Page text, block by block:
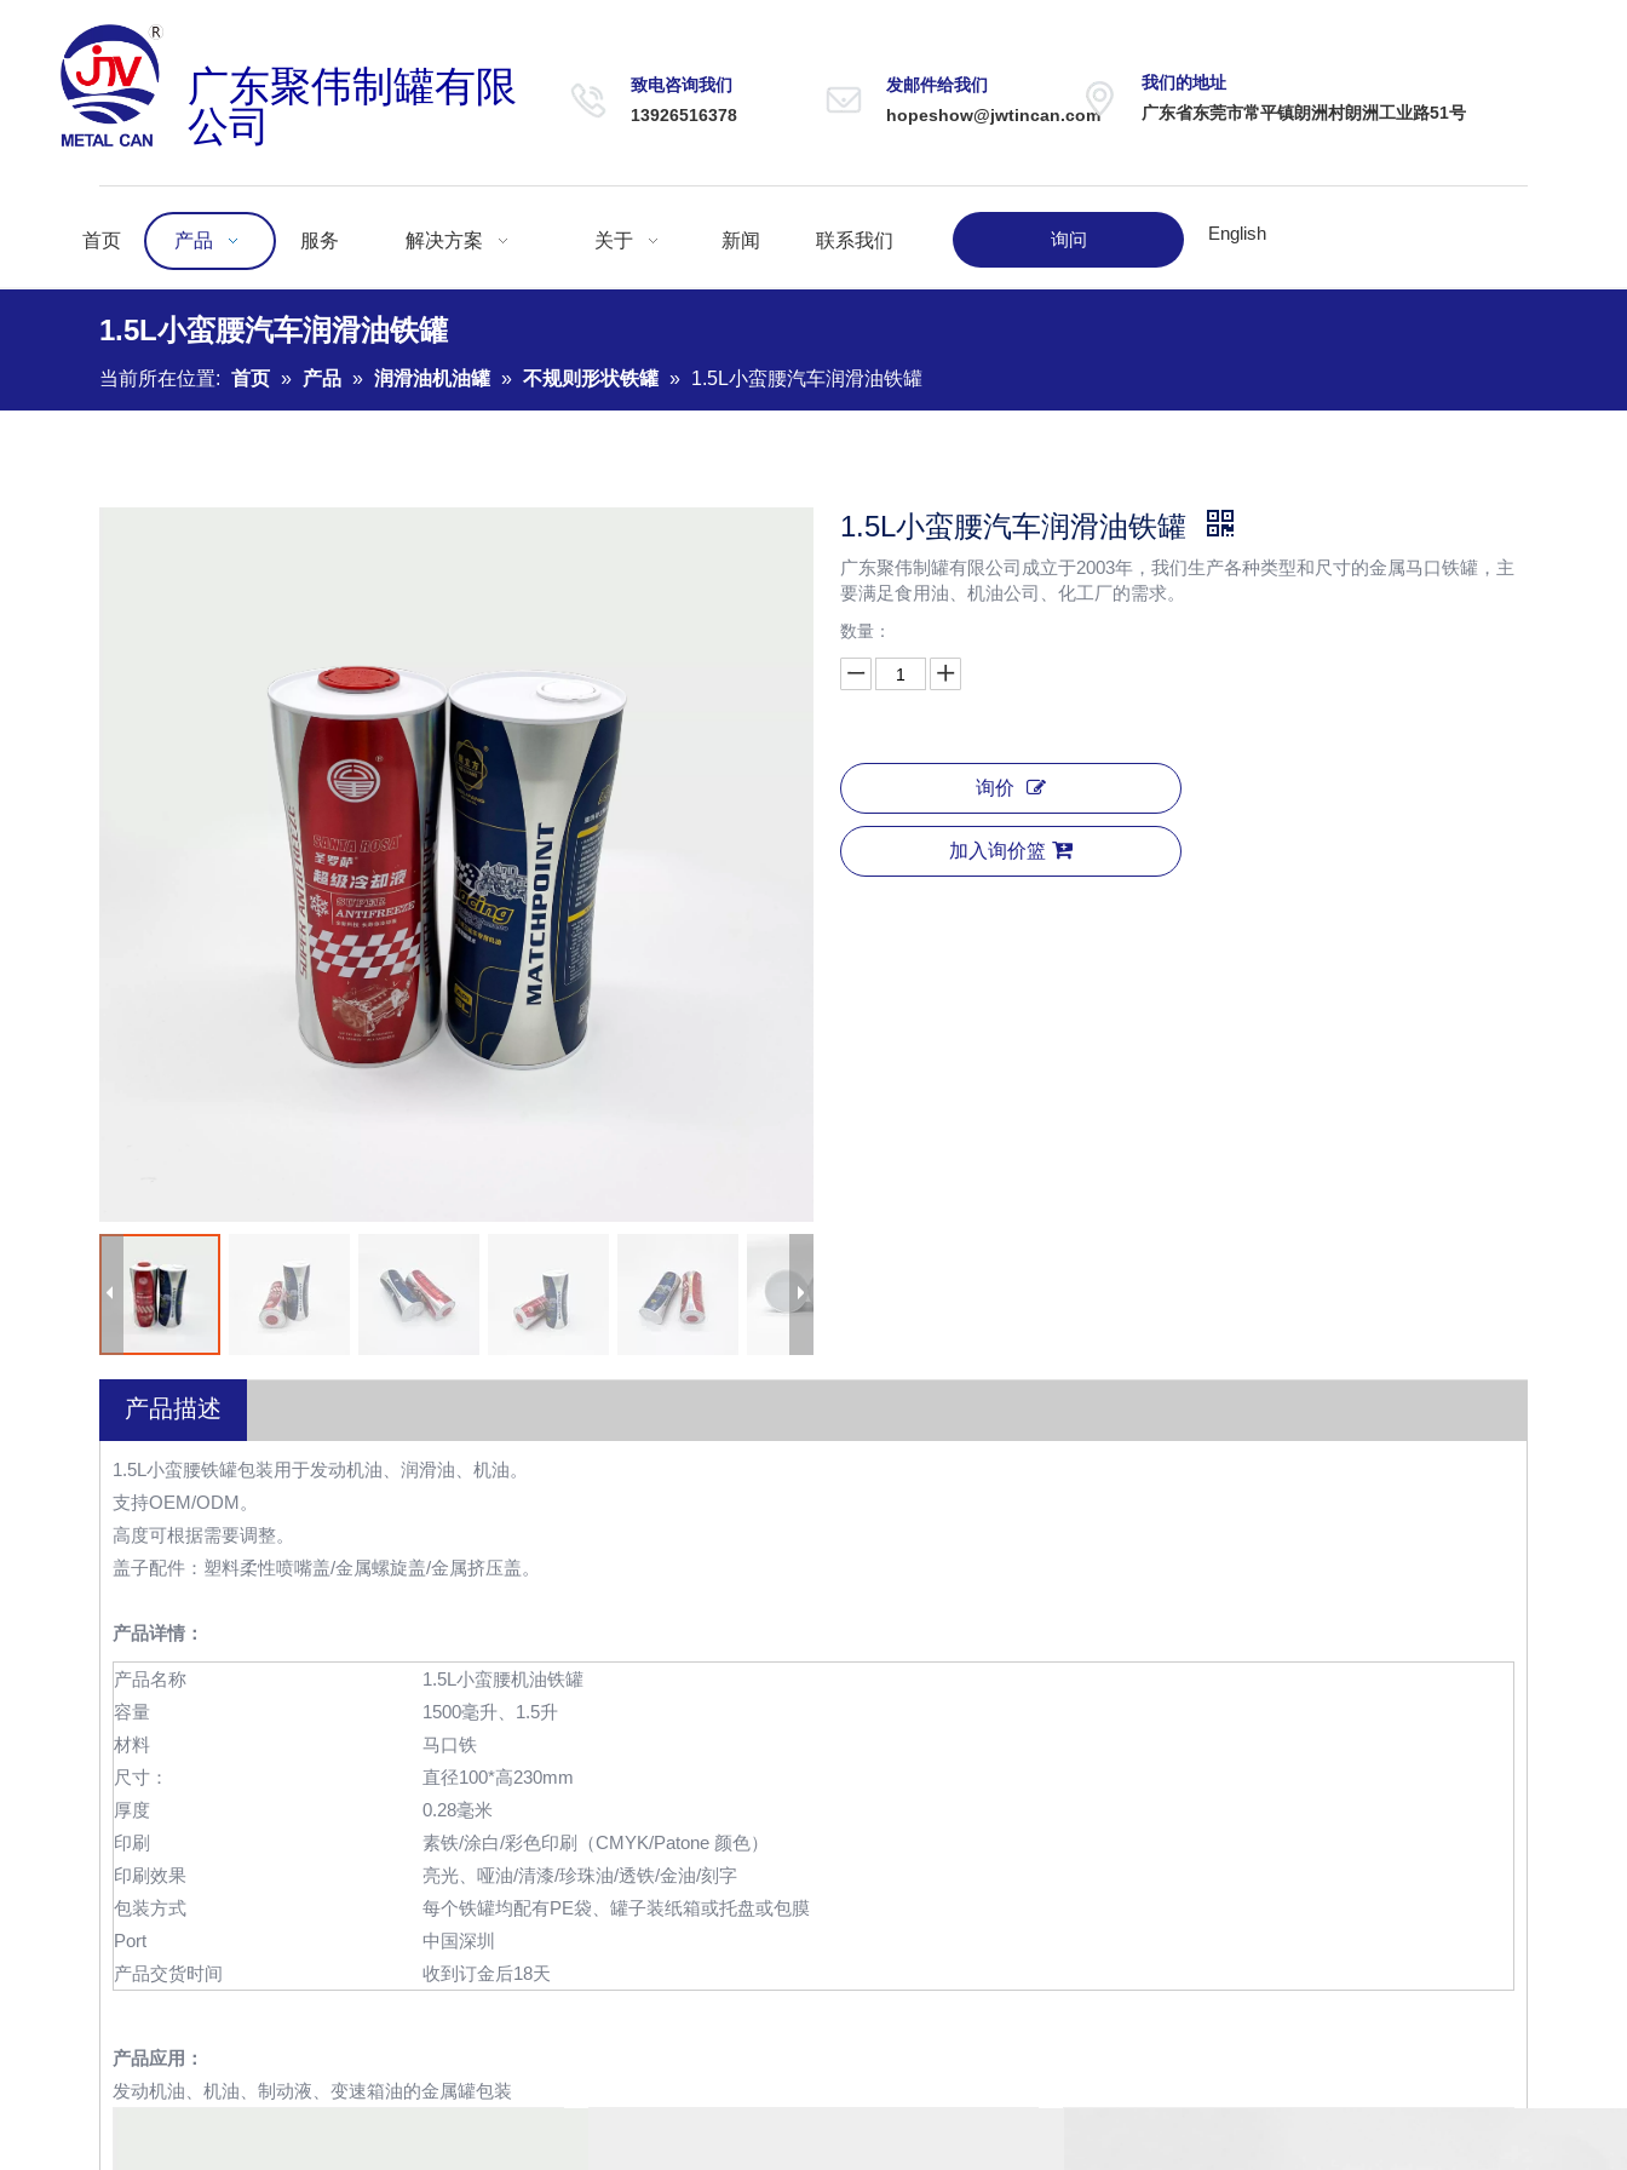
广东聚伟制罐有限
公司
致电咨询我们
13926516378
发邮件给我们
hopeshow@jwtincan.com
我们的地址
广东省东莞市常平镇朗洲村朗洲工业路51号
首页 产品 服务 解决方案 关于 新闻 联系我们 询问 English
1.5L小蛮腰汽车润滑油铁罐
当前所在位置: 首页 » 产品 » 润滑油机油罐 » 不规则形状铁罐 » 1.5L小蛮腰汽车润滑油铁罐
1.5L小蛮腰汽车润滑油铁罐
广东聚伟制罐有限公司成立于2003年，我们生产各种类型和尺寸的金属马口铁罐，主
要满足食用油、机油公司、化工厂的需求。
数量：
询价
加入询价篮
产品描述
1.5L小蛮腰铁罐包装用于发动机油、润滑油、机油。
支持OEM/ODM。
高度可根据需要调整。
盖子配件：塑料柔性喷嘴盖/金属螺旋盖/金属挤压盖。
产品详情：
产品名称
1.5L小蛮腰机油铁罐
容量
1500毫升、1.5升
材料
马口铁
尺寸：
直径100*高230mm
厚度
0.28毫米
印刷
素铁/涂白/彩色印刷（CMYK/Patone 颜色）
印刷效果
亮光、哑油/清漆/珍珠油/透铁/金油/刻字
包装方式
每个铁罐均配有PE袋、罐子装纸箱或托盘或包膜
Port
中国深圳
产品交货时间
收到订金后18天
产品应用：
发动机油、机油、制动液、变速箱油的金属罐包装